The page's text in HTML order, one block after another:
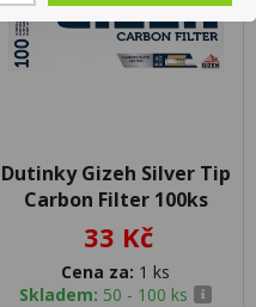
Dutinky Gizeh Silver Tip
Carbon Filter 100ks
33 Kč
Cena za: 1 ks
Skladem: 50 - 100 ks